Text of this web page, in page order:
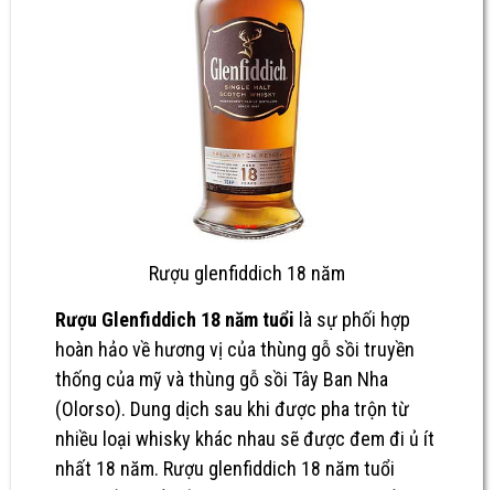
Rượu glenfiddich 18 năm
Rượu Glenfiddich 18 năm tuổi là sự phối hợp
hoàn hảo về hương vị của thùng gỗ sồi truyền
thống của mỹ và thùng gỗ sồi Tây Ban Nha
(Olorso). Dung dịch sau khi được pha trộn từ
nhiều loại whisky khác nhau sẽ được đem đi ủ ít
nhất 18 năm. Rượu glenfiddich 18 năm tuổi